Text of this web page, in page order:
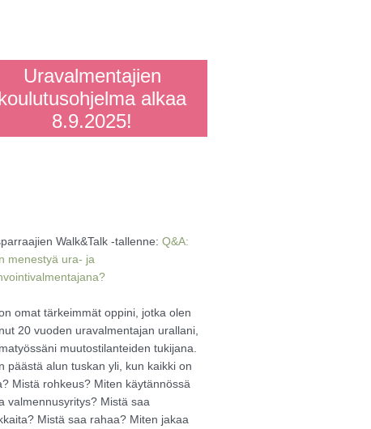
Uravalmentajien
alkaa
8.9.2025!
Walk&Talk -tallenne:Q&A:
menestyä ura- ja
omat tärkeimmät oppini, jotka olen
20 vuoden uravalmentajan urallani,
muutostilanteiden tukijana.
päästä alun tuskan yli, kun kaikki on
Mistä rohkeus? Miten käytännössä
valmennusyritys? Mistä saa
Mistä saa rahaa? Miten jakaa